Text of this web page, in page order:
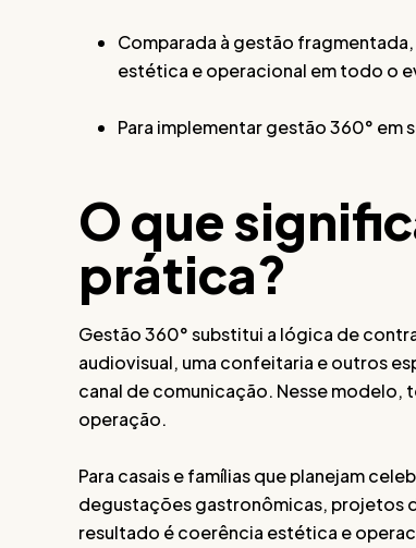
Comparada à gestão
estética e operacional em todo o
Para implementar gestão 360° em
O que
prática?
Gestão 360° substitui a lógica de
audiovisual, uma confeitaria e outros
canal de comunicação. Nesse modelo,
operação.
Para casais e famílias que planejam
degustações gastronômicas, projetos
resultado é coerência estética e